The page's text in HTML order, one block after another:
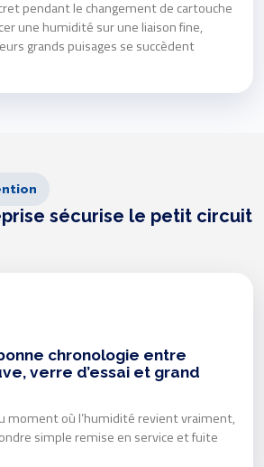
pendant le changement de cartouche
une humidité sur une liaison fine,
grands puisages se succèdent
sécurise le petit circuit
chronologie entre
verre d’essai et grand
moment où l’humidité revient vraiment,
simple remise en service et fuite